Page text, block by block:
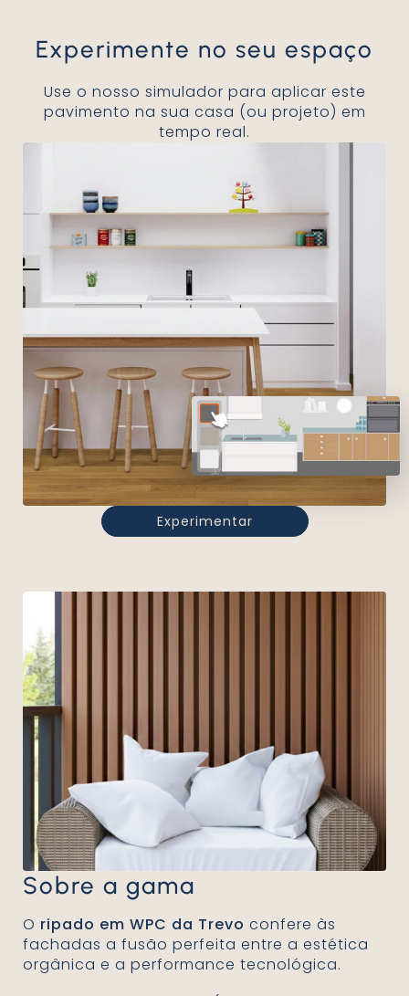
Experimente no seu espaço
Use o nosso simulador para aplicar este
pavimento na sua casa (ou projeto) em
tempo real.
Experimentar
Sobre a gama
O ripado em WPC da Trevo confere às
fachadas a fusão perfeita entre a estética
orgânica e a performance tecnológica.